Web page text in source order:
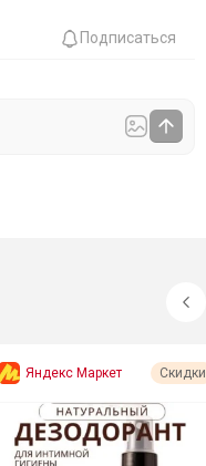
Подписаться
Яндекс Маркет Скидки